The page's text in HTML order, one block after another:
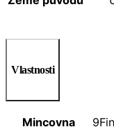
Vlastnosti
Mincovna